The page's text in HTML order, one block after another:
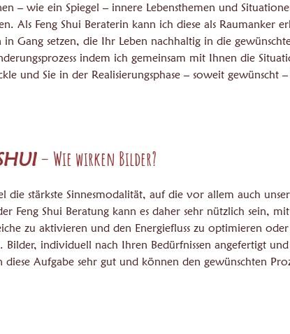
– wie ein Spiegel – innere Lebensthemen und
Als Feng Shui Beraterin kann ich diese als Raumanker
Gang setzen, die Ihr Leben nachhaltig in die
indem ich gemeinsam mit Ihnen die
und Sie in der Realisierungsphase – soweit gewünscht
– Wie wirken Bilder?
die stärkste Sinnesmodalität, auf die vor allem auch unser
Feng Shui Beratung kann es daher sehr nützlich sein,
zu aktivieren und den Energiefluss zu optimieren
Bilder, individuell nach Ihren Bedürfnissen angefertigt
Aufgabe sehr gut und können den gewünschten